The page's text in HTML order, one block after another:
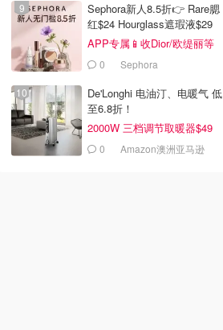
Sephora新人8.5折👉 Rare腮
红$24 Hourglass遮瑕液$29
APP专属📱收Dior/欧缇丽等
0 Sephora
De'Longhi 电油汀、电暖气 低
至6.8折！
2000W 三档调节取暖器$49
0 Amazon澳洲亚马逊